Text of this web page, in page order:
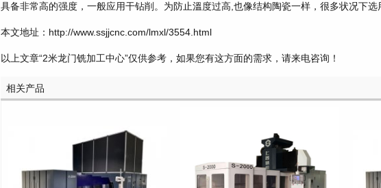
具备非常高的强度，一般应用干钻削。为防止溫度过高,也像结构陶瓷一样，很多状况下选
本文地址：http://www.ssjjcnc.com/lmxl/3554.html
以上文章“2米龙门铣加工中心”仅供参考，如果您有这方面的需求，请来电咨询！
相关产品